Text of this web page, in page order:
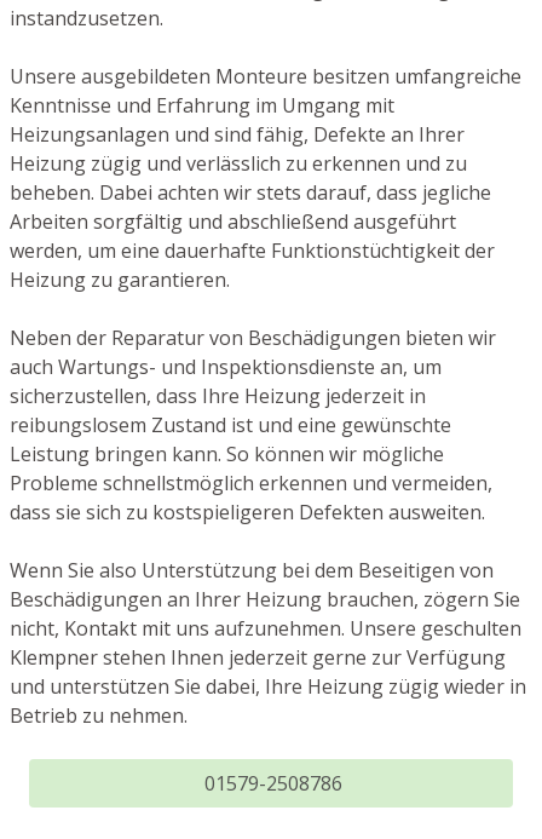
instandzusetzen.
Unsere ausgebildeten Monteure besitzen umfangreiche
Kenntnisse und Erfahrung im Umgang mit
Heizungsanlagen und sind fähig, Defekte an Ihrer
Heizung zügig und verlässlich zu erkennen und zu
beheben. Dabei achten wir stets darauf, dass jegliche
Arbeiten sorgfältig und abschließend ausgeführt
werden, um eine dauerhafte Funktionstüchtigkeit der
Heizung zu garantieren.
Neben der Reparatur von Beschädigungen bieten wir
auch Wartungs- und Inspektionsdienste an, um
sicherzustellen, dass Ihre Heizung jederzeit in
reibungslosem Zustand ist und eine gewünschte
Leistung bringen kann. So können wir mögliche
Probleme schnellstmöglich erkennen und vermeiden,
dass sie sich zu kostspieligeren Defekten ausweiten.
Wenn Sie also Unterstützung bei dem Beseitigen von
Beschädigungen an Ihrer Heizung brauchen, zögern Sie
nicht, Kontakt mit uns aufzunehmen. Unsere geschulten
Klempner stehen Ihnen jederzeit gerne zur Verfügung
und unterstützen Sie dabei, Ihre Heizung zügig wieder in
Betrieb zu nehmen.
01579-2508786